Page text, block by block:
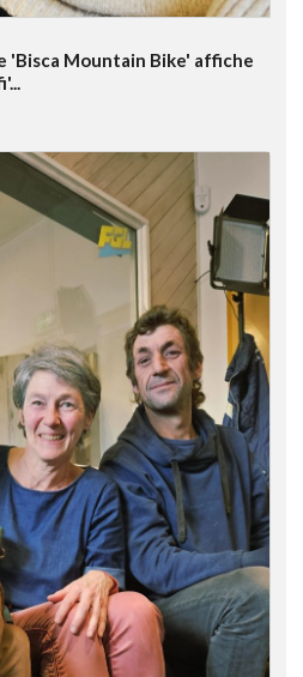
'Bisca Mountain Bike' affiche